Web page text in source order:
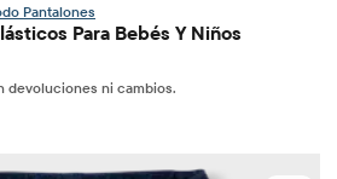
Pantalones
Para Bebés Y Niños
devoluciones ni cambios.